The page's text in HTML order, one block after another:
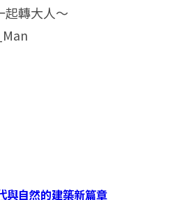
起轉大人～
與自然的建築新篇章